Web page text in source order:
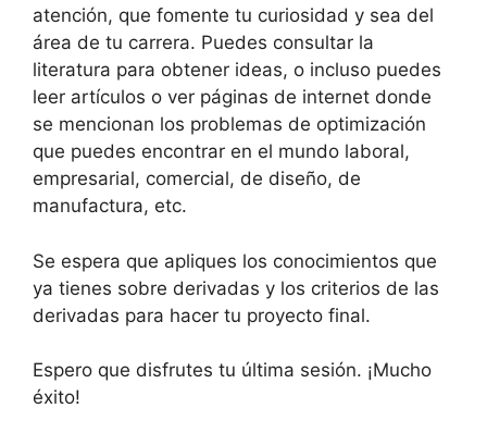
atención, que fomente tu curiosidad y sea del
área de tu carrera. Puedes consultar la
literatura para obtener ideas, o incluso puedes
leer artículos o ver páginas de internet donde
se mencionan los problemas de optimización
que puedes encontrar en el mundo laboral,
empresarial, comercial, de diseño, de
manufactura, etc.
Se espera que apliques los conocimientos que
ya tienes sobre derivadas y los criterios de las
derivadas para hacer tu proyecto final.
Espero que disfrutes tu última sesión. ¡Mucho
éxito!